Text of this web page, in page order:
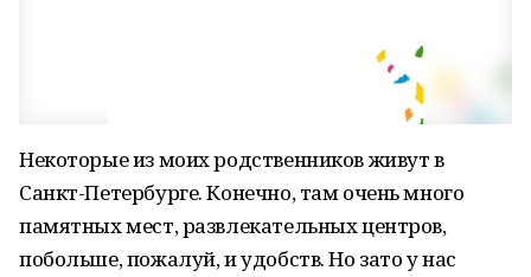
Некоторые из моих родственников живут в
Санкт-Петербурге. Конечно, там очень много
памятных мест, развлекательных центров,
побольше, пожалуй, и удобств. Но зато у нас